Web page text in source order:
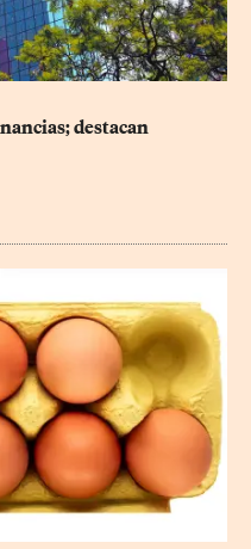
destacan